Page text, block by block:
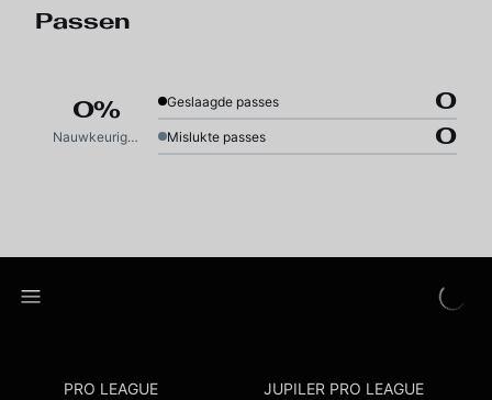
Passen
0%
Nauwkeurigheid
Geslaagde passes 0
Mislukte passes 0
PRO LEAGUE JUPILER PRO LEAGUE